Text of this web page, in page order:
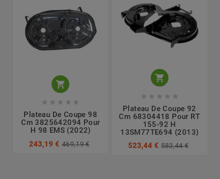

    
Plateau De Coupe 98
Cm 3825642094 Pour
H 98 EMS (2022)
243,19 € 469,19 €

    
Plateau De Coupe 92
Cm 68304418 Pour RT
155-92 H
13SM77TE694 (2013)
523,44 € 583,44 €